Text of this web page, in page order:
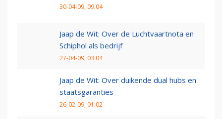
30-04-09, 09:04
Jaap de Wit: Over de Luchtvaartnota en
Schiphol als bedrijf
27-04-09, 03:04
Jaap de Wit: Over duikende dual hubs en
staatsgaranties
26-02-09, 01:02